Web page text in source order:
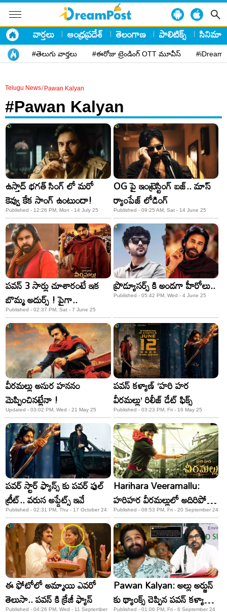
వార్తలు ఆంధ్రప్రదేశ్ తెలంగాణ పాలిటిక్స్ సినిమా
#తెలుగు వార్తలు #ఈరోజు ట్రెండింగ్ OTT మూవీస్
Telugu News/ Pawan Kalyan
#Pawan Kalyan
ఉస్తాద్ భగత్ సింగ్ లో మరో
కెవ్వు కేక సాంగ్ ఉంటుందా!
Published - 12:26 PM, Mon - 14 July 25
OG పై ఇంట్రెస్టింగ్ బజ్.. మాస్
ర్యాంపేజ్ లోడింగ్
Published - 09:25 AM, Sat - 14 June 25
పవన్ 3 సార్లు చూశారంటే ఇక
బొమ్మ అదుర్స్ ! పైగా..
Published - 02:37 PM, Sat - 7 June 25
ప్రొడ్యూసర్స్ కి అండగా హీరోలు..
Published - 05:42 PM, Wed - 4 June 25
వీరమల్లు అసుర హననం
మెప్పించినట్లేనా !
Updated - 03:02 PM, Wed - 21 May 25
పవన్ కళ్యాణ్ ‘హరి హర
వీరమల్లు’ రిలీజ్ డేట్ ఫిక్స్
Published - 03:23 PM, Fri - 16 May 25
పవర్ స్టార్ ఫ్యాన్స్ కు పవర్ ఫుల్
ట్రీట్.. వరుస అప్డేట్స్ ఇవే
Published - 02:31 PM, Thu - 17 October 24
Harihara Veeramallu:
హరిహర వీరమల్లులో అదిరిపోయే
యాక్షన్ సీన్స్ ప్లాన్ చేసిన డైరెక్టర్..
అభిమానులకు పూనకాలే!
Published - 08:53 PM, Fri - 20 September 24
ఈ ఫోటోలో అమ్మాయి ఎవరో
తెలుసా.. పవన్ కి క్రేజీ ఫ్యాన్
Published - 04:26 PM, Wed - 11 September
Pawan Kalyan: అల్లు అర్జున్​
కు థ్యాంక్స్ చెప్పిన పవన్ కళ్యాణ్​..
Published - 01:06 PM, Fri - 6 September 24